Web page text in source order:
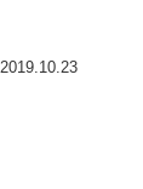
2019.10.23